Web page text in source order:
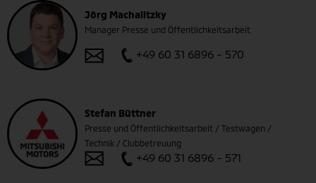
Jörg Machalitzky
Manager Presse und Öffentlichkeitsarbeit
+49 60 31 6896 - 570
Stefan Büttner
Presse und Öffentlichkeitsarbeit / Testwagen /
Technik / Clubbetreuung
+49 60 31 6896 - 571